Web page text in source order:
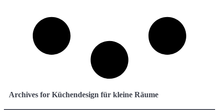
Archives for Küchendesign für kleine Räume